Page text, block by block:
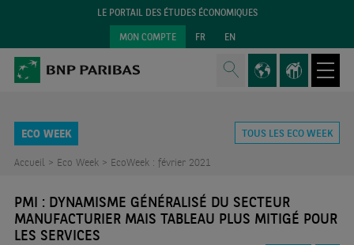
LE PORTAIL DES ÉTUDES ÉCONOMIQUES
MON COMPTE FR EN
ECO WEEK TOUS LES ECO WEEK
Accueil > Eco Week > EcoWeek : février 2021
PMI : DYNAMISME GÉNÉRALISÉ DU SECTEUR
MANUFACTURIER MAIS TABLEAU PLUS MITIGÉ POUR
LES SERVICES